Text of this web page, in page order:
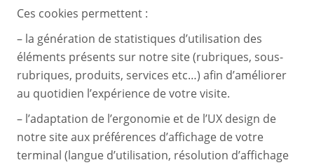
Ces cookies permettent :
– la génération de statistiques d’utilisation des
éléments présents sur notre site (rubriques, sous-
rubriques, produits, services etc…) afin d’améliorer
au quotidien l’expérience de votre visite.
– l’adaptation de l’ergonomie et de l’UX design de
notre site aux préférences d’affichage de votre
terminal (langue d’utilisation, résolution d’affichage